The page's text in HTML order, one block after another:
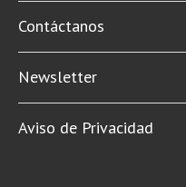
Contáctanos
Newsletter
Aviso de Privacidad